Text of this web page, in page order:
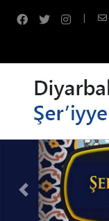
|
Previous